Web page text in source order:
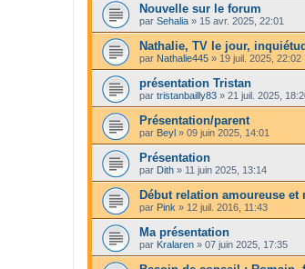
Nouvelle sur le forum
par Sehalia » 15 avr. 2025, 22:01
Nathalie, TV le jour,
par Nathalie445 » 19 juil. 2025, 22:02
présentation Tristan
par tristanbailly83 » 21 juil. 2025,
Présentation/parent
par Beyl » 09 juin 2025, 14:01
Présentation
par Dith » 11 juin 2025, 13:14
Début relation amoureuse et
par Pink » 12 juil. 2016, 11:43
Ma présentation
par Kralaren » 07 juin 2025, 17:35